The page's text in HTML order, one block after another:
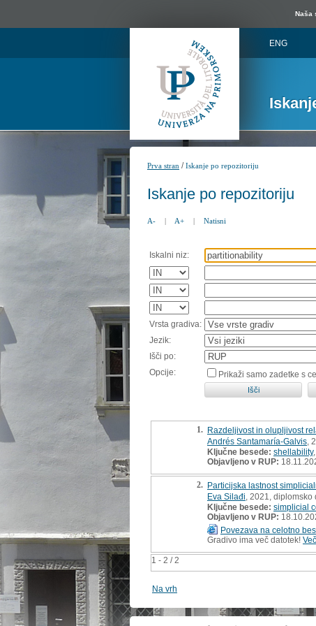
Naša
ENG
Prva stran /Iskanje po repozitoriju
Iskanje po repozitoriju
A- | A+ | Natisni
Iskalni niz:
Vrsta gradiva:
Jezik:
Išči po:
Opcije:
Prikaži samo zadetke s
1 - 2 / 2
1. Razdeljivost in olupljivost
Andrés Santamaría-Galvis ,
Ključne besede: shellability,
Objavljeno v RUP:
2. Particijska lastnost
Eva Silađi , 2021, diplomsko
Ključne besede: simplicial
Objavljeno v RUP:
Povezava na celotno
Gradivo ima več datotek!
Na vrh